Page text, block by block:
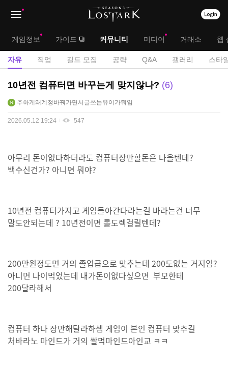
대
메
뉴
게임정보 가이드 커뮤니티 미디어 거래소 웹
서
자유 직업 길드 모집 공략 Q&A 갤러리 스타
자
게
10년전 컴퓨터면 바꾸는게 맞지않나? 6
추하게왜계정바꿔가면서글쓰는유이가뭐임
2026.05.12 19:24 547
아무리 돈이없다하더라도 컴퓨터장만할돈은 나올텐데?
백수신건가? 아니면 뭐야?
10년전 컴퓨터가지고 게임돌아간다라는걸 바라는건 너무
말도안되는데 ? 10년전이면 롤도렉걸릴텐데?
200만원정도면 거의 졸업급으로 맞추는데 200도없는 거지임?
아니면 나이먹었는데 내가돈이없다싶으면 부모한테
200달라해서
컴퓨터 하나 장만해달라하셈 게임이 본인 컴퓨터 맞추길
처바라노 마인드가 거의 쌀먹마인드아인교 ㅋㅋ